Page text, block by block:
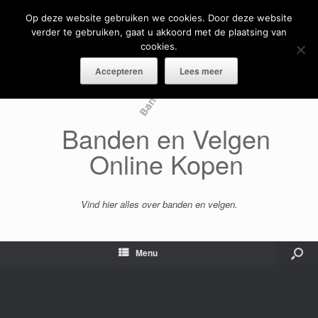
Banden en Velgen
Online Kopen
Vind hier alles over banden en velgen.
Menu
Op deze website gebruiken we cookies. Door deze website
verder te gebruiken, gaat u akkoord met de plaatsing van
cookies.
Accepteren Lees meer